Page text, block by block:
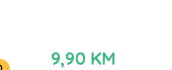
9,90 KM